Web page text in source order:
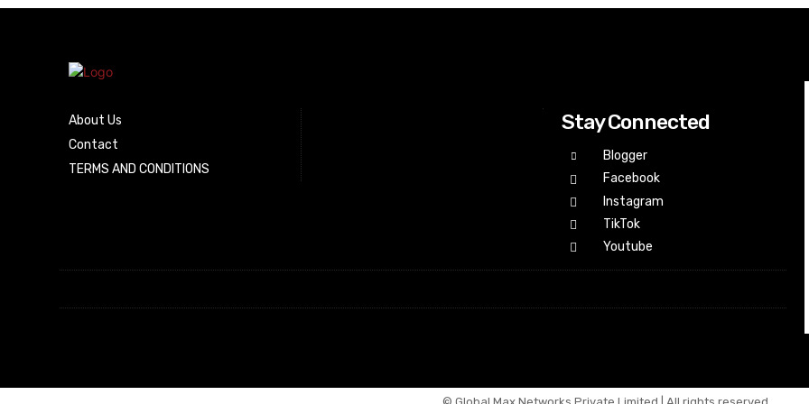
About Us
Contact
TERMS AND CONDITIONS
Stay Connected
Blogger
Facebook
Instagram
TikTok
Youtube